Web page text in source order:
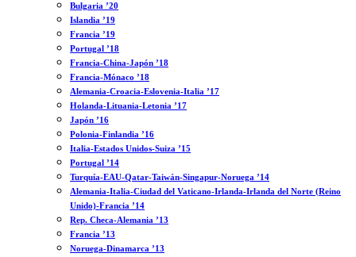
Bulgaria ’20
Islandia ’19
Francia ’19
Portugal ’18
Francia-China-Japón ’18
Francia-Mónaco ’18
Alemania-Croacia-Eslovenia-Italia ’17
Holanda-Lituania-Letonia ’17
Japón ’16
Polonia-Finlandia ’16
Italia-Estados Unidos-Suiza ’15
Portugal ’14
Turquía-EAU-Qatar-Taiwán-Singapur-Noruega ’14
Alemania-Italia-Ciudad del Vaticano-Irlanda-Irlanda del Norte (Reino
Unido)-Francia ’14
Rep. Checa-Alemania ’13
Francia ’13
Noruega-Dinamarca ’13